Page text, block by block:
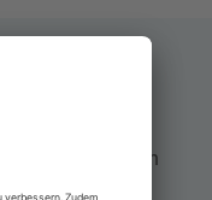
Albanien, Albanien